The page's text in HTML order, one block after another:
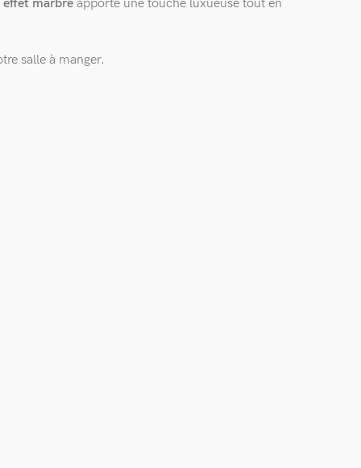
marbre apporte une touche luxueuse tout en
salle à manger.